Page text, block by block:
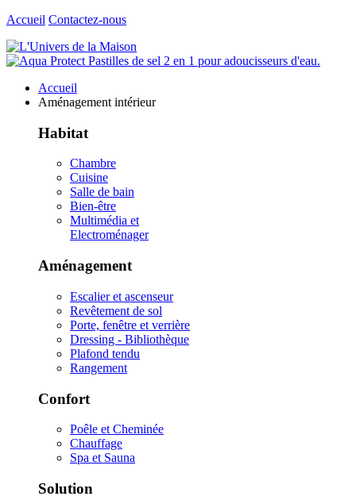
Accueil Contactez-nous
Accueil
Aménagement intérieur
Habitat
Chambre
Cuisine
Salle de bain
Bien-être
Multimédia et
Electroménager
Aménagement
Escalier et ascenseur
Revêtement de sol
Porte, fenêtre et verrière
Dressing - Bibliothèque
Plafond tendu
Rangement
Confort
Poêle et Cheminée
Chauffage
Spa et Sauna
Solution